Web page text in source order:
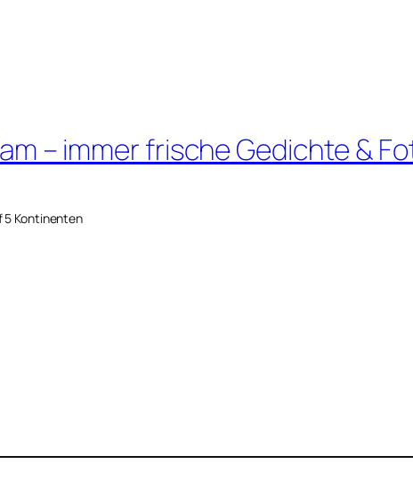
– immer frische Gedichte &
5 Kontinenten